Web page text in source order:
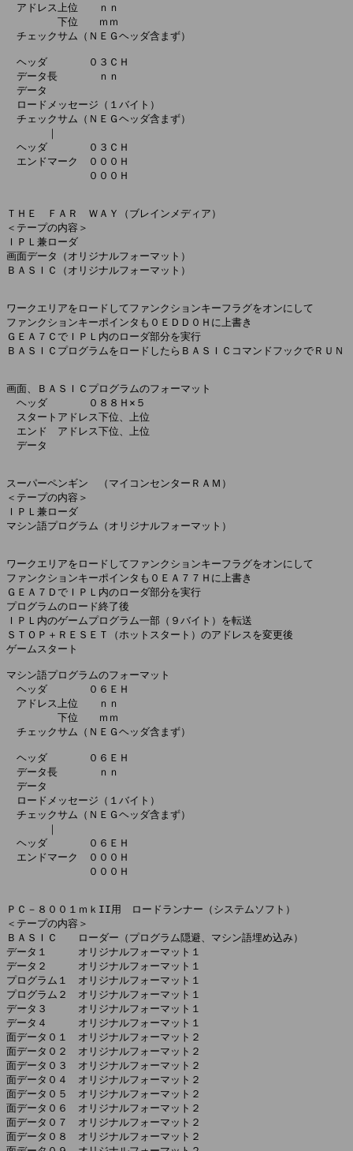
アドレス上位　　ｎｎ
下位　　ｍｍ
チェックサム（ＮＥＧヘッダ含まず）
ヘッダ　　　　０３ＣＨ
データ長　　　　ｎｎ
データ
ロードメッセージ（１バイト）
チェックサム（ＮＥＧヘッダ含まず）
｜
ヘッダ　　　　０３ＣＨ
エンドマーク　０００Ｈ
０００Ｈ
ＴＨＥ　ＦＡＲ　ＷＡＹ（ブレインメディア）
＜テープの内容＞
ＩＰＬ兼ローダ
画面データ（オリジナルフォーマット）
ＢＡＳＩＣ（オリジナルフォーマット）
ワークエリアをロードしてファンクションキーフラグをオンにして
ファンクションキーポインタも０ＥＤＤ０Ｈに上書き
ＧＥＡ７ＣでＩＰＬ内のローダ部分を実行
ＢＡＳＩＣプログラムをロードしたらＢＡＳＩＣコマンドフックでＲＵＮ
画面、ＢＡＳＩＣプログラムのフォーマット
ヘッダ　　　　０８８Ｈ×５
スタートアドレス下位、上位
エンド　アドレス下位、上位
データ
スーパーペンギン　（マイコンセンターＲＡＭ）
＜テープの内容＞
ＩＰＬ兼ローダ
マシン語プログラム（オリジナルフォーマット）
ワークエリアをロードしてファンクションキーフラグをオンにして
ファンクションキーポインタも０ＥＡ７７Ｈに上書き
ＧＥＡ７ＤでＩＰＬ内のローダ部分を実行
プログラムのロード終了後
ＩＰＬ内のゲームプログラム一部（９バイト）を転送
ＳＴＯＰ＋ＲＥＳＥＴ（ホットスタート）のアドレスを変更後
ゲームスタート
マシン語プログラムのフォーマット
ヘッダ　　　　０６ＥＨ
アドレス上位　　ｎｎ
下位　　ｍｍ
チェックサム（ＮＥＧヘッダ含まず）
ヘッダ　　　　０６ＥＨ
データ長　　　　ｎｎ
データ
ロードメッセージ（１バイト）
チェックサム（ＮＥＧヘッダ含まず）
｜
ヘッダ　　　　０６ＥＨ
エンドマーク　０００Ｈ
０００Ｈ
ＰＣ－８００１ｍｋII用　ロードランナー（システムソフト）
＜テープの内容＞
ＢＡＳＩＣ　　ローダー（プログラム隠避、マシン語埋め込み）
データ１　　　オリジナルフォーマット１
データ２　　　オリジナルフォーマット１
プログラム１　オリジナルフォーマット１
プログラム２　オリジナルフォーマット１
データ３　　　オリジナルフォーマット１
データ４　　　オリジナルフォーマット１
面データ０１　オリジナルフォーマット２
面データ０２　オリジナルフォーマット２
面データ０３　オリジナルフォーマット２
面データ０４　オリジナルフォーマット２
面データ０５　オリジナルフォーマット２
面データ０６　オリジナルフォーマット２
面データ０７　オリジナルフォーマット２
面データ０８　オリジナルフォーマット２